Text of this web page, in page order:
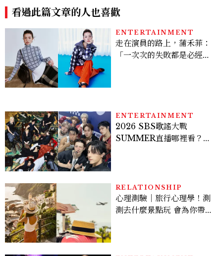
玉果邏輯翻車
看過此篇文章的人也喜歡
ENTERTAINMENT
走在演員的路上，蒲禾菲：
「一次次的失敗都是必經過
ENTERTAINMENT
2026 SBS歌謠大戰
SUMMER直播哪裡看？
RELATIONSHIP
心理測驗｜旅行心理學！測
測去什麼景點玩 會為你帶來